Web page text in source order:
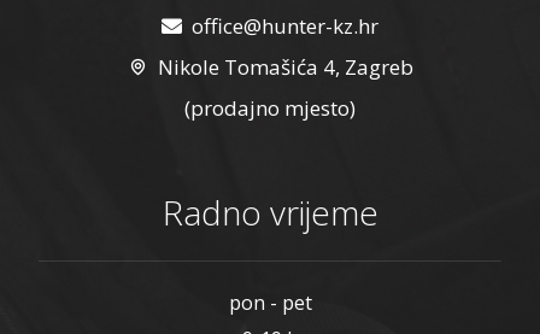
office@hunter-kz.hr
Nikole Tomašića 4, Zagreb
(prodajno mjesto)
Radno vrijeme
pon - pet